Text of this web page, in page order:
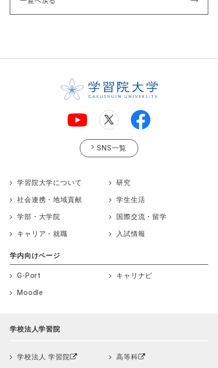
SNS一覧
学習院大学について 研究
社会連携・地域貢献 学生生活
学部・大学院 国際交流・留学
キャリア・就職 入試情報
学内向けページ
G-Port キャリナビ
Moodle
学校法人学習院
学校法人 学習院 高等科